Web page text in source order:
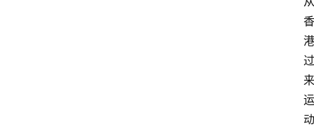
香
港
过
来
运
动